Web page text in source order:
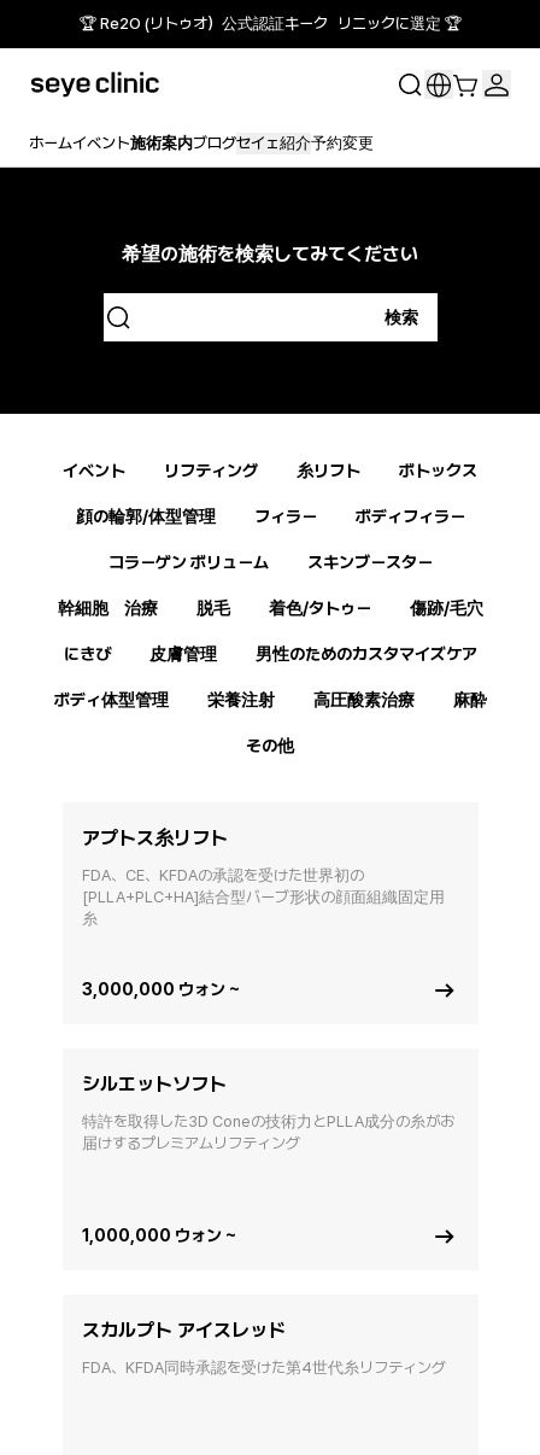
🏆 Re2O (リトゥオ）公式認証キーク リニックに選定 🏆
ホームイベント施術案内ブログセイェ紹介予約変更
希望の施術を検索してみてください
検索
イベント リフティング 糸リフト ボトックス
顔の輪郭/体型管理 フィラー ボディフィラー
コラーゲン ボリューム スキンブースター
幹細胞 治療 脱毛 着色/タトゥー 傷跡/毛穴
にきび 皮膚管理 男性のためのカスタマイズケア
ボディ体型管理 栄養注射 高圧酸素治療 麻酔
その他
アプトス糸リフト
FDA、CE、KFDAの承認を受けた世界初の
[PLLA+PLC+HA]結合型バーブ形状の顔面組織固定用
糸
3,000,000 ウォン ~
シルエットソフト
特許を取得した3D Coneの技術力とPLLA成分の糸がお
届けするプレミアムリフティング
1,000,000 ウォン ~
スカルプト アイスレッド
FDA、KFDA同時承認を受けた第4世代糸リフティング